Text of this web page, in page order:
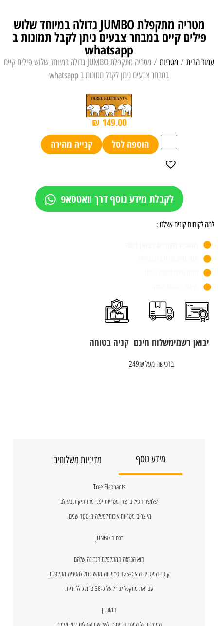
מטריה מתקפלת JUMBO גדולה במיוחד שלוש
פילים קיים במבחר צבעים ניתן לקבל תמונות ב
whatsapp
עמוד הבית / מטריות
/ מטריה מתקפלת JUMBO גדולה במיוחד שלוש פילים קיים
במבחר צבעים ניתן לקבל תמונות ב whatsapp
₪ 149.00
הוספה לסל
קנייה מהירה
לקבלת מידע נוסף דרך וואטסאפ
למה לקוחות קונים אצלנו :
יבואן רשמימשלוח חינם
ברכישה מעל 249₪
קניה בטוחה
מידע נוסף מדיניות משלוחים
Tree Elephants
שלושת הפילים יצרן מטריות יפני מהוותיקות בעולם
מייצרים מטריות איכות למעלה מ-100 שנים.
דגם ה JUNBO
הוא הגרסה המתקפלת הגדולה שלהם
קוטר המטריה הוא כ-125 ס"מ וזה ממש גדול למטריה מתקפלת.
עם זאת מתקפל לגודל של כ-36 ס"מ כולל ידית.
המנגנון